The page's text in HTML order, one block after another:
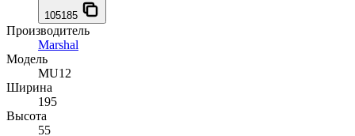
105185
Производитель
Marshal
Модель
MU12
Ширина
195
Высота
55